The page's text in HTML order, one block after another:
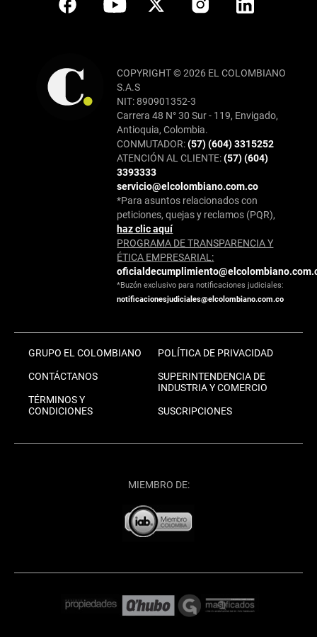
COPYRIGHT © 2026 EL COLOMBIANO
S.A.S
NIT: 890901352-3
Carrera 48 N° 30 Sur - 119, Envigado,
Antioquia, Colombia.
CONMUTADOR:(57) (604) 3315252
ATENCIÓN AL CLIENTE:(57) (604)
3393333
servicio@elcolombiano.com.co
*Para asuntos relacionados con
peticiones, quejas y reclamos (PQR),
haz clic aquí
PROGRAMA DE TRANSPARENCIA Y
ÉTICA EMPRESARIAL:
*Buzón exclusivo para notificaciones judiciales:
notificacionesjudiciales@elcolombiano.com.co
GRUPO EL COLOMBIANO
CONTÁCTANOS
TÉRMINOS Y
CONDICIONES
POLÍTICA DE PRIVACIDAD
SUPERINTENDENCIA DE
INDUSTRIA Y COMERCIO
SUSCRIPCIONES
MIEMBRO DE: